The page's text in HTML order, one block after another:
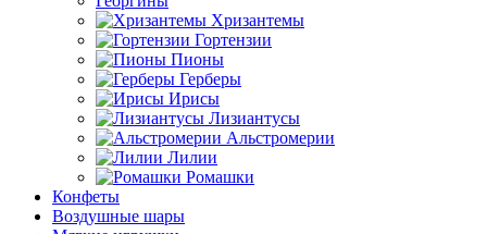
Хризантемы
Гортензии
Пионы
Герберы
Ирисы
Лизиантусы
Альстромерии
Лилии
Ромашки
Конфеты
Воздушные шары